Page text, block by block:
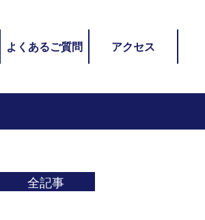
よくあるご質問 アクセス
全記事